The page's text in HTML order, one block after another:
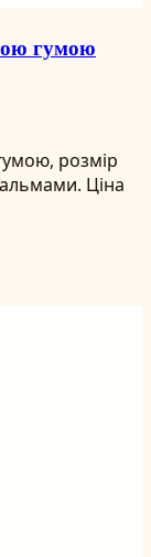
гумою
розмір
Ціна